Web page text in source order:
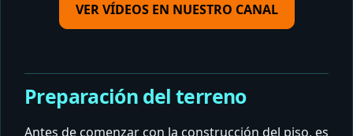
VER VÍDEOS EN NUESTRO CANAL
Preparación del terreno
Antes de comenzar con la construcción del piso, es